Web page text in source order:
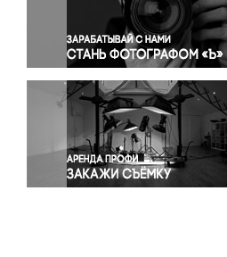
Правосудие
Происшествия и конфликты
Религия
Светская жизнь
Спорт
Экология
Экономика и бизнес